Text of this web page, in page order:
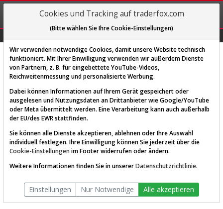
REGIS-
TRIEREN
Diese Funktion ist nur für
AKTIEN-TERMINAL
Die Aktienanalyse-Plattform von
TraderFox
Cookies und Tracking auf traderfox.com
(Bitte wählen Sie Ihre Cookie-Einstellungen)
Wir verwenden notwendige Cookies, damit unsere Website technisch
funktioniert. Mit Ihrer Einwilligung verwenden wir außerdem Dienste
von Partnern, z. B. für eingebettete YouTube-Videos,
Reichweitenmessung und personalisierte Werbung.
Dabei können Informationen auf Ihrem Gerät gespeichert oder
ausgelesen und Nutzungsdaten an Drittanbieter wie Google/YouTube
oder Meta übermittelt werden. Eine Verarbeitung kann auch außerhalb
der EU/des EWR stattfinden.
Sie können alle Dienste akzeptieren, ablehnen oder Ihre Auswahl
individuell festlegen. Ihre Einwilligung können Sie jederzeit über die
Cookie-Einstellungen im Footer widerrufen oder ändern.
Weitere Informationen finden Sie in unsererDatenschutzrichtlinie.
Einstellungen Nur Notwendige Alle akzeptieren